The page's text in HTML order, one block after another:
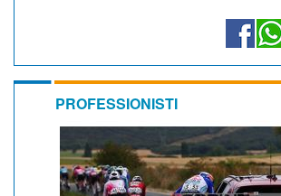
PROFESSIONISTI